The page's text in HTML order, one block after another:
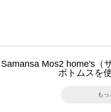
Samansa Mos2 home's（
ボトムスを
も